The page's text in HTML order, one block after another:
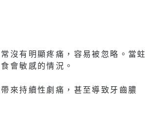
沒有明顯疼痛，容易被忽略。當蛀
會敏感的情況。
來持續性劇痛，甚至導致牙齒膿